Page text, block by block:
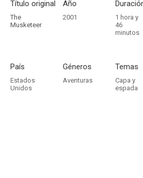
Título original
The
Musketeer
Año
2001
1 hora y
46
minutos
País
Estados
Unidos
Géneros
Aventuras
Temas
Capa y
espada